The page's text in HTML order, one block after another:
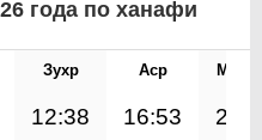
года по ханафи
Зухр Аср
12:38 16:53